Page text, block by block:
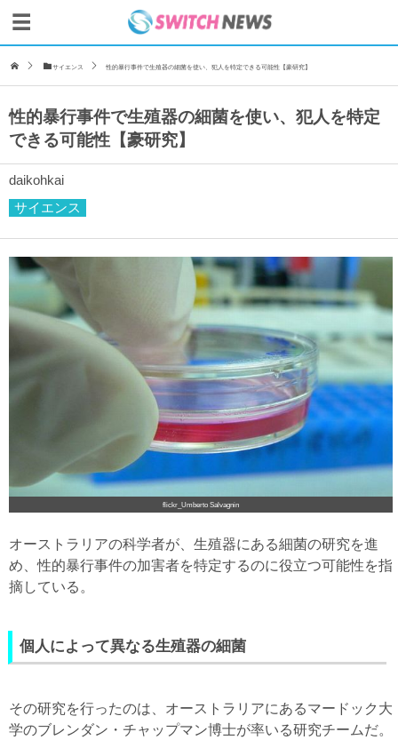
サイエンス 性的暴行事件で生殖器の細菌を使い、犯人を特定できる可能性【豪研究】
性的暴行事件で生殖器の細菌を使い、犯人を特定
できる可能性【豪研究】
daikohkai
サイエンス
flickr_Umberto Salvagnin
オーストラリアの科学者が、生殖器にある細菌の研究を進
め、性的暴行事件の加害者を特定するのに役立つ可能性を指
摘している。
個人によって異なる生殖器の細菌
その研究を行ったのは、オーストラリアにあるマードック大
学のブレンダン・チャップマン博士が率いる研究チームだ。